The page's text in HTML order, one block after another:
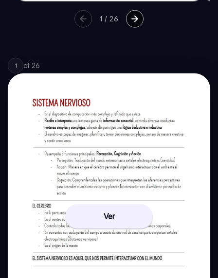
1 / 26
1 of 26
Ver